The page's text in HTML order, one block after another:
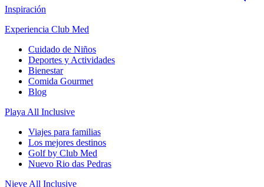
Inspiración
Experiencia Club Med
Cuidado de Niños
Deportes y Actividades
Bienestar
Comida Gourmet
Blog
Playa All Inclusive
Viajes para familias
Los mejores destinos
Golf by Club Med
Nuevo Rio das Pedras
Nieve All Inclusive